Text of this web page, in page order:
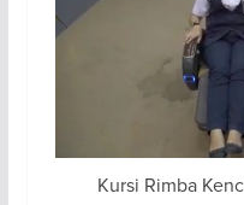
Kursi Rimba